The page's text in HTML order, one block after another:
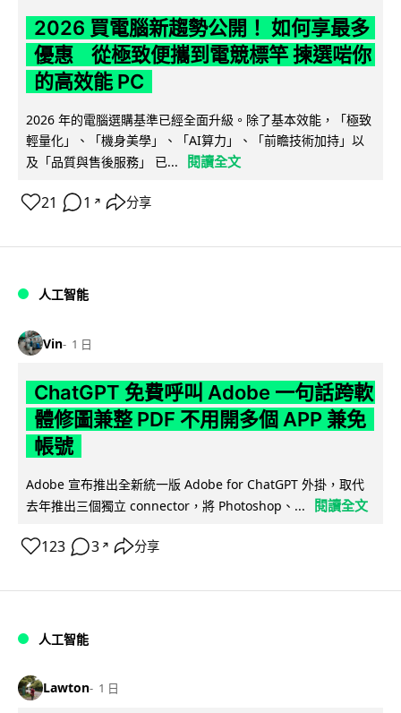
2026 買電腦新趨勢公開！ 如何享最多
優惠 從極致便攜到電競標竿 揀選啱你
的高效能 PC
2026 年的電腦選購基準已經全面升級。除了基本效能，「極致
輕量化」、「機身美學」、「AI算力」、「前瞻技術加持」以
及「品質與售後服務」 已...
閱讀全文
21 1 ↗ 分享
人工智能
Vin 1 日
ChatGPT 免費呼叫 Adobe 一句話跨軟
體修圖兼整 PDF 不用開多個 APP 兼免
帳號
Adobe 宣布推出全新統一版 Adobe for ChatGPT 外掛，取代
去年推出三個獨立 connector，將 Photoshop、...
閱讀全文
123 3 ↗ 分享
人工智能
Lawton 1 日